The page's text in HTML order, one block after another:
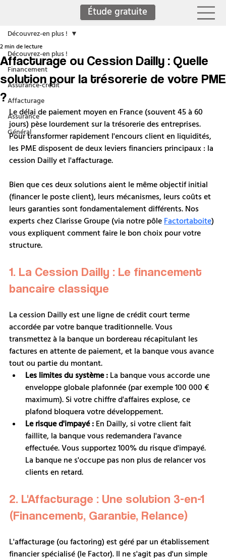
Étude gratuite
Découvrez-en plus !
Financement
Assurance-crédit
Affacturage
Assurance
Général
Découvrez-en plus !
Affacturage ou Cession Dailly : Quelle
solution pour la trésorerie de votre PME
?
2 min de lecture
Le délai de paiement moyen en France (souvent 45 à 60
jours) pèse lourdement sur la trésorerie des entreprises.
Pour transformer rapidement l'encours client en liquidités,
les PME disposent de deux leviers financiers principaux : la
cession Dailly et l'affacturage.
Bien que ces deux solutions aient le même objectif initial
(financer le poste client), leurs mécanismes, leurs coûts et
leurs garanties sont fondamentalement différents. Nos
experts chez Clarisse Groupe (via notre pôle Factortaboite)
vous expliquent comment faire le bon choix pour votre
structure.
1. La Cession Dailly : Le financement
bancaire classique
La cession Dailly est une ligne de crédit court terme
accordée par votre banque traditionnelle. Vous
transmettez à la banque un bordereau récapitulant les
factures en attente de paiement, et la banque vous avance
tout ou partie du montant.
Les limites du système : La banque vous accorde une
enveloppe globale plafonnée (par exemple 100 000 €
maximum). Si votre chiffre d'affaires explose, ce
plafond bloquera votre développement.
Le risque d'impayé : En Dailly, si votre client fait
faillite, la banque vous redemandera l'avance
effectuée. Vous supportez 100% du risque d'impayé.
La banque ne s'occupe pas non plus de relancer vos
clients en retard.
2. L'Affacturage : Une solution 3-en-1
(Financement, Garantie, Relance)
L'affacturage (ou factoring) est géré par un établissement
financier spécialisé (le Factor). Il ne s'agit pas d'un simple